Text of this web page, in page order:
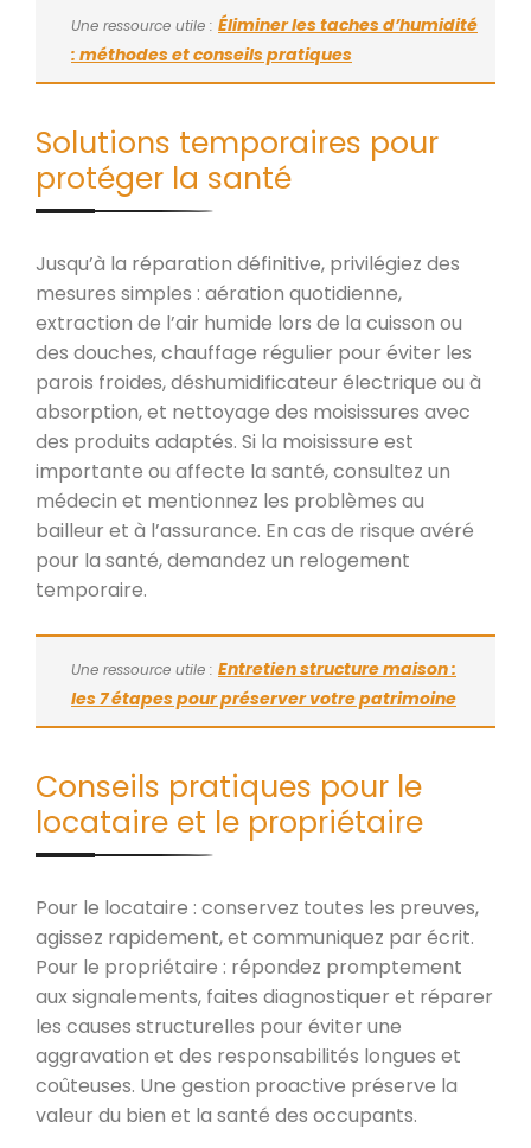
Une ressource utile : Éliminer les taches d’humidité
: méthodes et conseils pratiques
Solutions temporaires pour
protéger la santé
Jusqu’à la réparation définitive, privilégiez des
mesures simples : aération quotidienne,
extraction de l’air humide lors de la cuisson ou
des douches, chauffage régulier pour éviter les
parois froides, déshumidificateur électrique ou à
absorption, et nettoyage des moisissures avec
des produits adaptés. Si la moisissure est
importante ou affecte la santé, consultez un
médecin et mentionnez les problèmes au
bailleur et à l’assurance. En cas de risque avéré
pour la santé, demandez un relogement
temporaire.
Une ressource utile : Entretien structure maison :
les 7 étapes pour préserver votre patrimoine
Conseils pratiques pour le
locataire et le propriétaire
Pour le locataire : conservez toutes les preuves,
agissez rapidement, et communiquez par écrit.
Pour le propriétaire : répondez promptement
aux signalements, faites diagnostiquer et réparer
les causes structurelles pour éviter une
aggravation et des responsabilités longues et
coûteuses. Une gestion proactive préserve la
valeur du bien et la santé des occupants.